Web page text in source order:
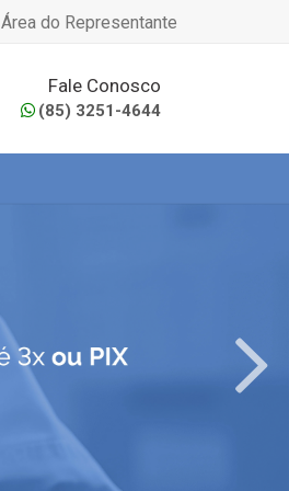
Área do Representante
Fale Conosco
(85) 3251-4644